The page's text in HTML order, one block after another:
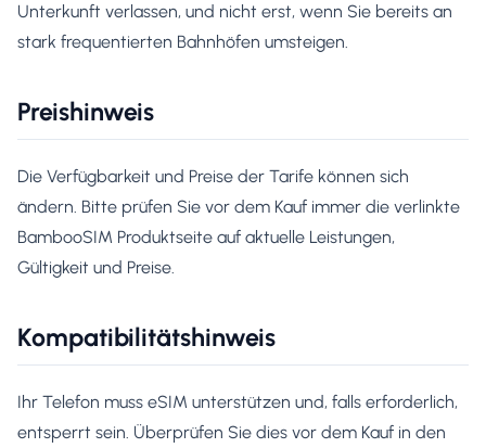
Unterkunft verlassen, und nicht erst, wenn Sie bereits an
stark frequentierten Bahnhöfen umsteigen.
Preishinweis
Die Verfügbarkeit und Preise der Tarife können sich
ändern. Bitte prüfen Sie vor dem Kauf immer die verlinkte
BambooSIM Produktseite auf aktuelle Leistungen,
Gültigkeit und Preise.
Kompatibilitätshinweis
Ihr Telefon muss eSIM unterstützen und, falls erforderlich,
entsperrt sein. Überprüfen Sie dies vor dem Kauf in den